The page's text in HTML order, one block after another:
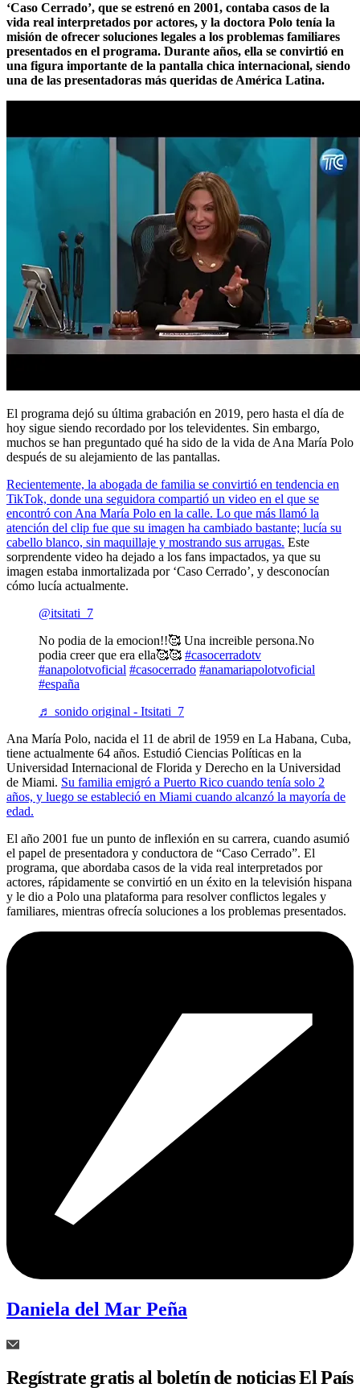
‘Caso Cerrado’, que se estrenó en 2001, contaba casos de la
vida real interpretados por actores, y la doctora Polo tenía la
misión de ofrecer soluciones legales a los problemas familiares
presentados en el programa. Durante años, ella se convirtió en
una figura importante de la pantalla chica internacional, siendo
una de las presentadoras más queridas de América Latina.
El programa dejó su última grabación en 2019, pero hasta el día de
hoy sigue siendo recordado por los televidentes. Sin embargo,
muchos se han preguntado qué ha sido de la vida de Ana María Polo
después de su alejamiento de las pantallas.
Recientemente, la abogada de familia se convirtió en tendencia en
TikTok, donde una seguidora compartió un video en el que se
encontró con Ana María Polo en la calle. Lo que más llamó la
atención del clip fue que su imagen ha cambiado bastante; lucía su
cabello blanco, sin maquillaje y mostrando sus arrugas. Este
sorprendente video ha dejado a los fans impactados, ya que su
imagen estaba inmortalizada por ‘Caso Cerrado’, y desconocían
cómo lucía actualmente.
@itsitati_7
No podia de la emocion!!🥰 Una increible persona.No
podia creer que era ella🥰🥰 #casocerradotv
#anapolotvoficial #casocerrado #anamariapolotvoficial
#españa
♬ sonido original - Itsitati_7
Ana María Polo, nacida el 11 de abril de 1959 en La Habana, Cuba,
tiene actualmente 64 años. Estudió Ciencias Políticas en la
Universidad Internacional de Florida y Derecho en la Universidad
de Miami. Su familia emigró a Puerto Rico cuando tenía solo 2
años, y luego se estableció en Miami cuando alcanzó la mayoría de
edad.
El año 2001 fue un punto de inflexión en su carrera, cuando asumió
el papel de presentadora y conductora de “Caso Cerrado”. El
programa, que abordaba casos de la vida real interpretados por
actores, rápidamente se convirtió en un éxito en la televisión hispana
y le dio a Polo una plataforma para resolver conflictos legales y
familiares, mientras ofrecía soluciones a los problemas presentados.
Daniela del Mar Peña
Regístrate gratis al boletín de noticias El País